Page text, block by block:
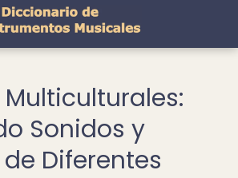
Sonidos y
Diferentes